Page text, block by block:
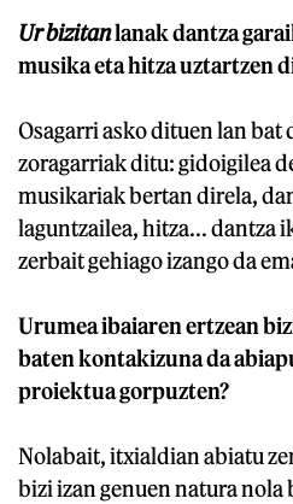
Ur bizitanlanak dantza
musika eta hitza uztartzen
Osagarri asko dituen lan bat
zoragarriak ditu: gidoigilea
musikariak bertan direla,
laguntzailea, hitza... dantza
zerbait gehiago izango da
Urumea ibaiaren ertzean
baten kontakizuna da
proiektua gorpuzten?
Nolabait, itxialdian abiatu
bizi izan genuen natura nola